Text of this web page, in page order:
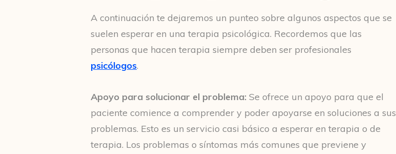
A continuación te dejaremos un punteo sobre algunos aspectos que se
suelen esperar en una terapia psicológica. Recordemos que las
personas que hacen terapia siempre deben ser profesionales
psicólogos.
Apoyo para solucionar el problema: Se ofrece un apoyo para que el
paciente comience a comprender y poder apoyarse en soluciones a sus
problemas. Esto es un servicio casi básico a esperar en terapia o de
terapia. Los problemas o síntomas más comunes que previene y